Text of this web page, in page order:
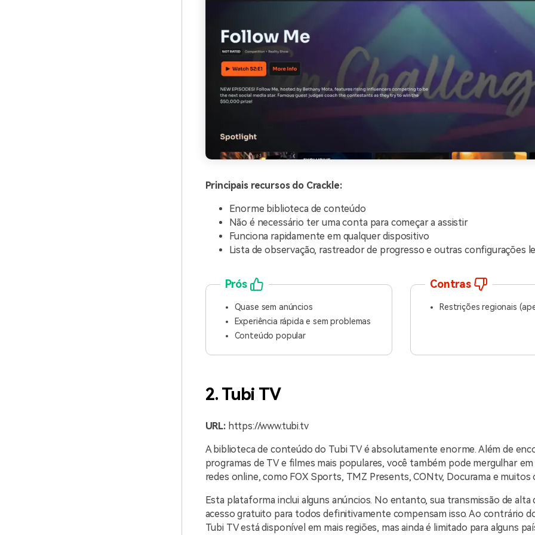
Principais recursos do Crackle:
Enorme biblioteca de conteúdo
Não é necessário ter uma conta para começar a assistir
Funciona rapidamente em qualquer dispositivo
Lista de observação, rastreador de progresso e outras configurações
Prós
Quase sem anúncios
Experiência rápida e sem problemas
Conteúdo popular
Contras
Restrições regionais
2. Tubi TV
URL:https://www.tubi.tv
A biblioteca de conteúdo do Tubi TV é absolutamente enorme. Além de
programas de TV e filmes mais populares, você também pode mergulhar
redes online, como FOX Sports, TMZ Presents, CONtv, Docurama e muitos
Esta plataforma inclui alguns anúncios. No entanto, sua transmissão de alta
acesso gratuito para todos definitivamente compensam isso. Ao contrário
Tubi TV está disponível em mais regiões, mas ainda é limitado para alguns